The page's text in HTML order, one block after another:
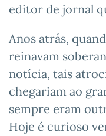
editor de jornal
Anos atrás,
reinavam
notícia, tais
chegariam ao
sempre eram
Hoje é curioso